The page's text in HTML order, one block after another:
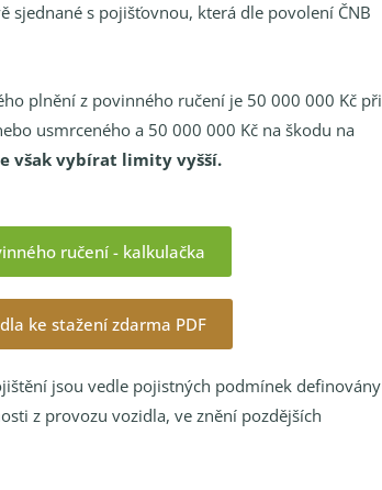
s pojišťovnou, která dle povolení ČNB
plnění z povinného ručení je 50 000 000 Kč při
usmrceného a 50 000 000 Kč na škodu na
však vybírat limity vyšší.
ručení - kalkulačka
ke stažení zdarma PDF
jsou vedle pojistných podmínek definovány
z provozu vozidla, ve znění pozdějších